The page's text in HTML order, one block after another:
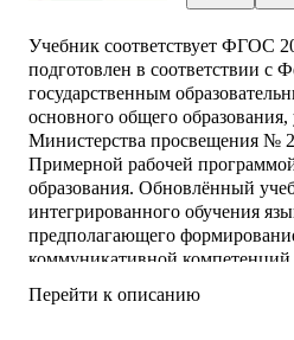
Учебник соответствует ФГОС
подготовлен в соответствии с
государственным
основного общего
Министерства просвещения №
Примерной рабочей
образования. Обновлённый
интегрированного обучения
предполагающего
коммуникативной компетенций,
характера. Новое
Перейти к описанию